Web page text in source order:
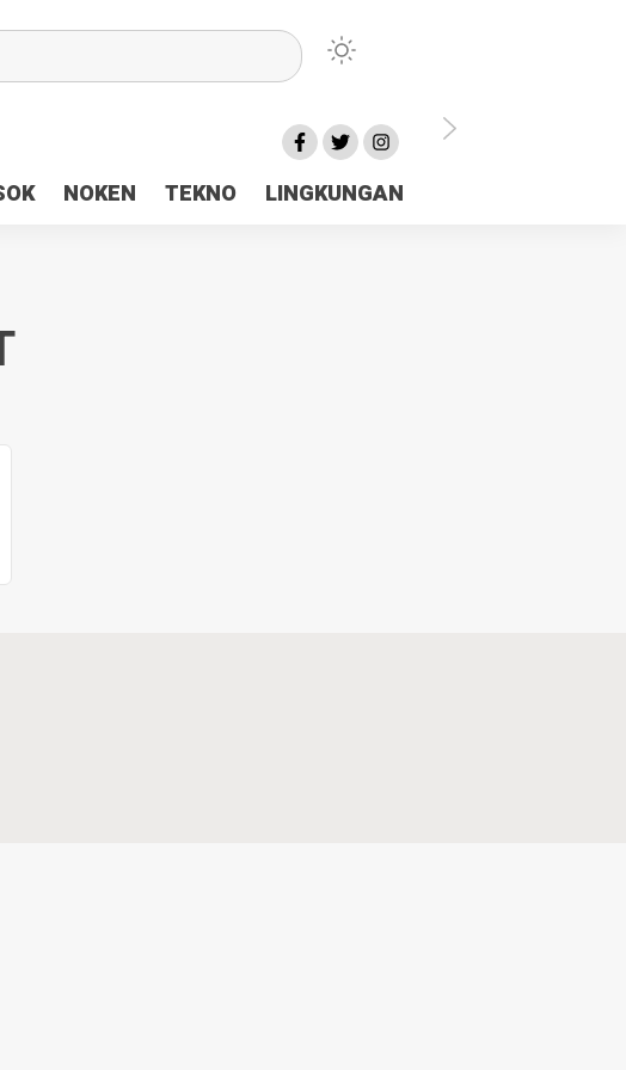
NOKEN TEKNO LINGKUNGAN
Pemilu Ceria Tanah Papua
Kas Daerah Rp23 Miliar Disorot